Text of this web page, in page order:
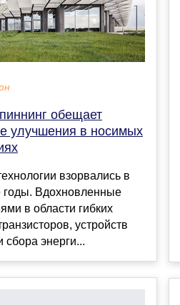
обещает
улучшения в носимых
взорвались в
годы. Вдохновленные
в области гибких
устройств
сбора энерги...